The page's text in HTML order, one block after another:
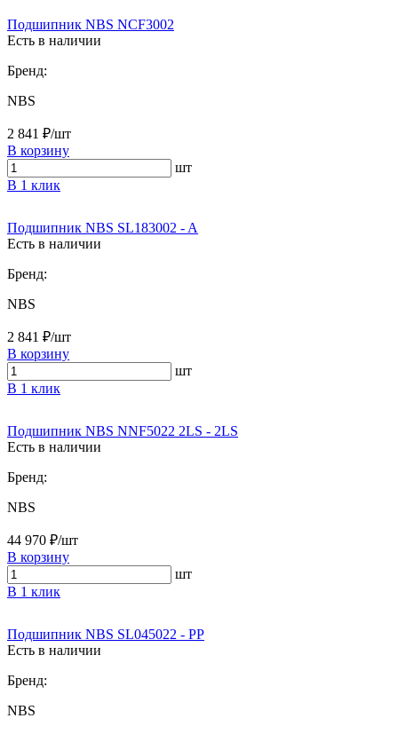
Подшипник NBS NCF3002
Есть в наличии
Бренд:
NBS
2 841 ₽/шт
В корзину
шт
В 1 клик
Подшипник NBS SL183002 - A
Есть в наличии
Бренд:
NBS
2 841 ₽/шт
В корзину
шт
В 1 клик
Подшипник NBS NNF5022 2LS - 2LS
Есть в наличии
Бренд:
NBS
44 970 ₽/шт
В корзину
шт
В 1 клик
Подшипник NBS SL045022 - PP
Есть в наличии
Бренд:
NBS